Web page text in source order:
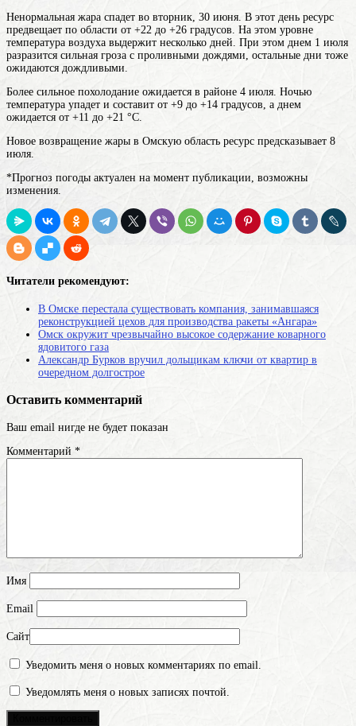
Ненормальная жара спадет во вторник, 30 июня. В этот день ресурс
предвещает по области от +22 до +26 градусов. На этом уровне
температура воздуха выдержит несколько дней. При этом днем 1 июля
разразится сильная гроза с проливными дождями, остальные дни тоже
ожидаются дождливыми.
Более сильное похолодание ожидается в районе 4 июля. Ночью
температура упадет и составит от +9 до +14 градусов, а днем
ожидается от +11 до +21 °C.
Новое возвращение жары в Омскую область ресурс предсказывает 8
июля.
*Прогноз погоды актуален на момент публикации, возможны
изменения.
Читатели рекомендуют:
В Омске перестала существовать компания, занимавшаяся
реконструкцией цехов для производства ракеты «Ангара»
Омск окружит чрезвычайно высокое содержание коварного
ядовитого газа
Александр Бурков вручил дольщикам ключи от квартир в
очередном долгострое
Оставить комментарий
Ваш email нигде не будет показан
Комментарий *
Имя
Email
Сайт
Уведомить меня о новых комментариях по email.
Уведомлять меня о новых записях почтой.